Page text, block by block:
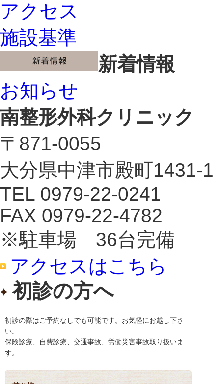
アクセス
施設基準
新着情報
お知らせ
南整形外科クリニック
〒871-0055
大分県中津市殿町1431-1
TEL 0979-22-0241
FAX 0979-22-4782
※駐車場 36台完備
アクセスはこちら
初診の方へ
初診の際はご予約なしでも可能です。お気軽にお越し下さ
い。
保険診療、自費診療、交通事故、労働災害事故取り扱いま
す。